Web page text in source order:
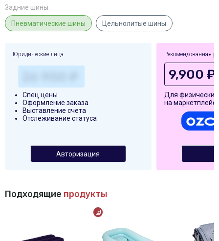
Задние шины:
Пневматические шины Цельнолитые шины
Юридические лица
Спец.цены
Оформление заказа
Выставление счета
Отслеживание статуса
Авторизация
Рекомендованная
9,900 ₽
Для
на
Подходящие продукты